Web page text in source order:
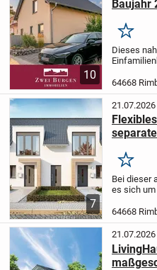
10
Baujahr
Merken
Dieses
Kindern.
einer sehr
64668
7
21.07.2026
Merken
Bei dieser
es sich um
eine
der
Zimmern...
64668
21.07.2026